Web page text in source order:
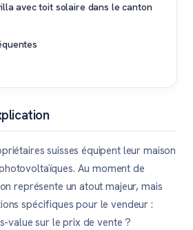
avec toit solaire dans le canton
suisses équipent leur maison
Au moment de
représente un atout majeur, mais
spécifiques pour le vendeur :
value sur le prix de vente ?